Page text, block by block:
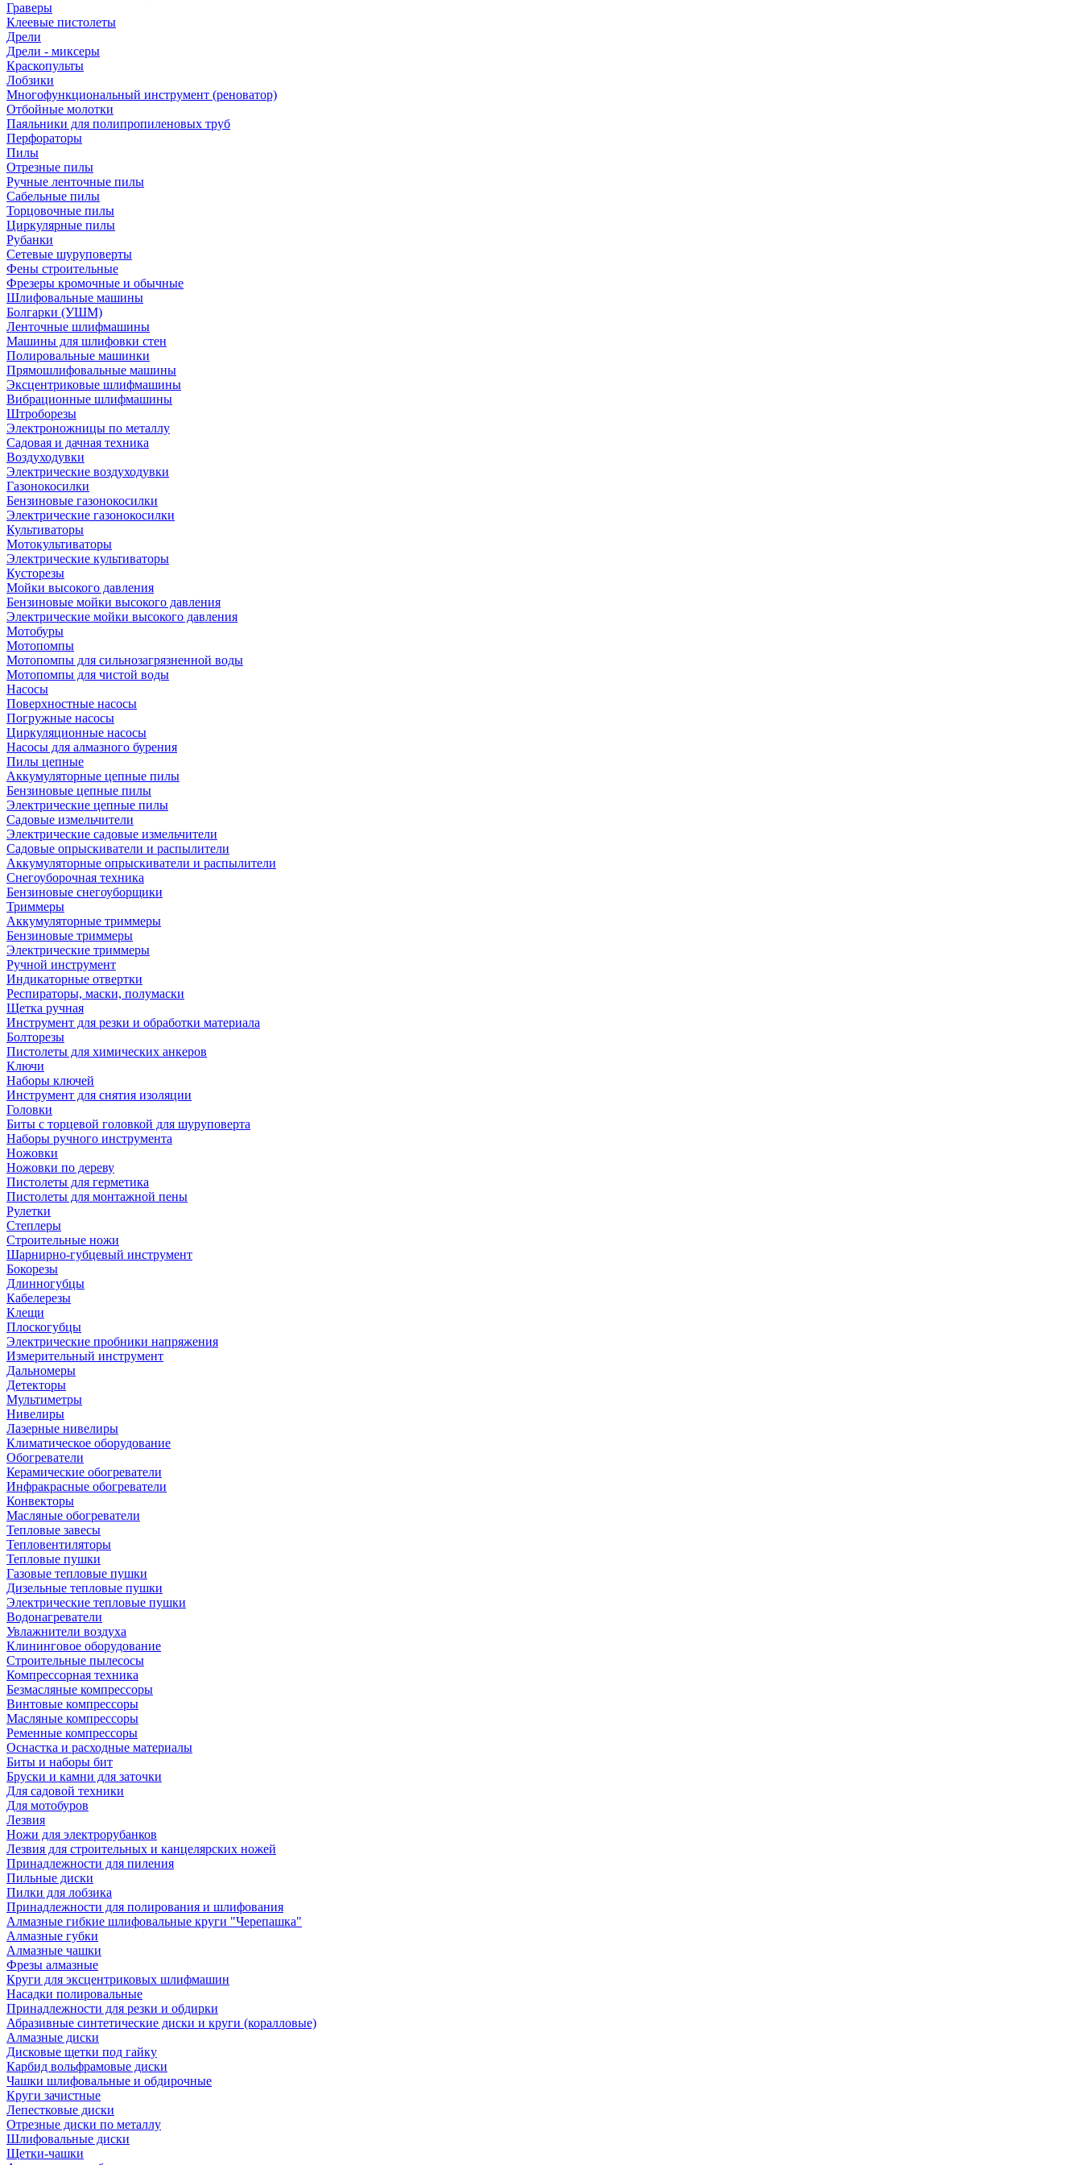
Граверы
Клеевые пистолеты
Дрели
Дрели - миксеры
Краскопульты
Лобзики
Многофункциональный инструмент (реноватор)
Отбойные молотки
Паяльники для полипропиленовых труб
Перфораторы
Пилы
Отрезные пилы
Ручные ленточные пилы
Сабельные пилы
Торцовочные пилы
Циркулярные пилы
Рубанки
Сетевые шуруповерты
Фены строительные
Фрезеры кромочные и обычные
Шлифовальные машины
Болгарки (УШМ)
Ленточные шлифмашины
Машины для шлифовки стен
Полировальные машинки
Прямошлифовальные машины
Эксцентриковые шлифмашины
Вибрационные шлифмашины
Штроборезы
Электроножницы по металлу
Садовая и дачная техника
Воздуходувки
Электрические воздуходувки
Газонокосилки
Бензиновые газонокосилки
Электрические газонокосилки
Культиваторы
Мотокультиваторы
Электрические культиваторы
Кусторезы
Мойки высокого давления
Бензиновые мойки высокого давления
Электрические мойки высокого давления
Мотобуры
Мотопомпы
Мотопомпы для сильнозагрязненной воды
Мотопомпы для чистой воды
Насосы
Поверхностные насосы
Погружные насосы
Циркуляционные насосы
Насосы для алмазного бурения
Пилы цепные
Аккумуляторные цепные пилы
Бензиновые цепные пилы
Электрические цепные пилы
Садовые измельчители
Электрические садовые измельчители
Садовые опрыскиватели и распылители
Аккумуляторные опрыскиватели и распылители
Снегоуборочная техника
Бензиновые снегоуборщики
Триммеры
Аккумуляторные триммеры
Бензиновые триммеры
Электрические триммеры
Ручной инструмент
Индикаторные отвертки
Респираторы, маски, полумаски
Щетка ручная
Инструмент для резки и обработки материала
Болторезы
Пистолеты для химических анкеров
Ключи
Наборы ключей
Инструмент для снятия изоляции
Головки
Биты с торцевой головкой для шуруповерта
Наборы ручного инструмента
Ножовки
Ножовки по дереву
Пистолеты для герметика
Пистолеты для монтажной пены
Рулетки
Степлеры
Строительные ножи
Шарнирно-губцевый инструмент
Бокорезы
Длинногубцы
Кабелерезы
Клещи
Плоскогубцы
Электрические пробники напряжения
Измерительный инструмент
Дальномеры
Детекторы
Мультиметры
Нивелиры
Лазерные нивелиры
Климатическое оборудование
Обогреватели
Керамические обогреватели
Инфракрасные обогреватели
Конвекторы
Масляные обогреватели
Тепловые завесы
Тепловентиляторы
Тепловые пушки
Газовые тепловые пушки
Дизельные тепловые пушки
Электрические тепловые пушки
Водонагреватели
Увлажнители воздуха
Клининговое оборудование
Строительные пылесосы
Компрессорная техника
Безмасляные компрессоры
Винтовые компрессоры
Масляные компрессоры
Ременные компрессоры
Оснастка и расходные материалы
Биты и наборы бит
Бруски и камни для заточки
Для садовой техники
Для мотобуров
Лезвия
Ножи для электрорубанков
Лезвия для строительных и канцелярских ножей
Принадлежности для пиления
Пильные диски
Пилки для лобзика
Принадлежности для полирования и шлифования
Алмазные гибкие шлифовальные круги "Черепашка"
Алмазные губки
Алмазные чашки
Фрезы алмазные
Круги для эксцентриковых шлифмашин
Насадки полировальные
Принадлежности для резки и обдирки
Абразивные синтетические диски и круги (коралловые)
Алмазные диски
Дисковые щетки под гайку
Карбид вольфрамовые диски
Чашки шлифовальные и обдирочные
Круги зачистные
Лепестковые диски
Отрезные диски по металлу
Шлифовальные диски
Щетки-чашки